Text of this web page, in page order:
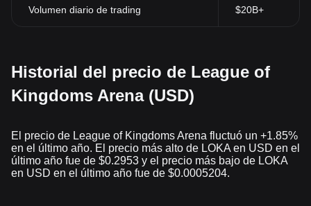
Volumen diario de trading $20B+
Historial del precio de League of
Kingdoms Arena (USD)
El precio de League of Kingdoms Arena fluctuó un +1.85%
en el último año. El precio más alto de LOKA en USD en el
último año fue de $0.2953 y el precio más bajo de LOKA
en USD en el último año fue de $0.0005204.